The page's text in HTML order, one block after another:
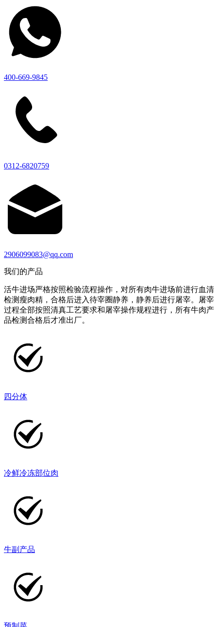
400-669-9845
0312-6820759
2906099083@qq.com
我们的产品
活牛进场严格按照检验流程操作，对所有肉牛进场前进行血清
检测瘦肉精，合格后进入待宰圈静养，静养后进行屠宰。屠宰
过程全部按照清真工艺要求和屠宰操作规程进行，所有牛肉产
品检测合格后才准出厂。
四分体
冷鲜冷冻部位肉
牛副产品